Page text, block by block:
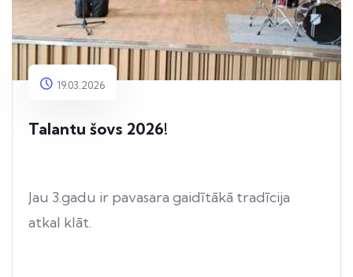
19.03.2026
Talantu šovs 2026!
Jau 3.gadu ir pavasara gaidītākā tradīcija
atkal klāt.